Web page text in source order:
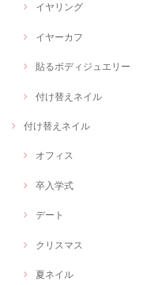
イヤリング
イヤーカフ
貼るボディジュエリー
付け替えネイル
付け替えネイル
オフィス
卒入学式
デート
クリスマス
夏ネイル